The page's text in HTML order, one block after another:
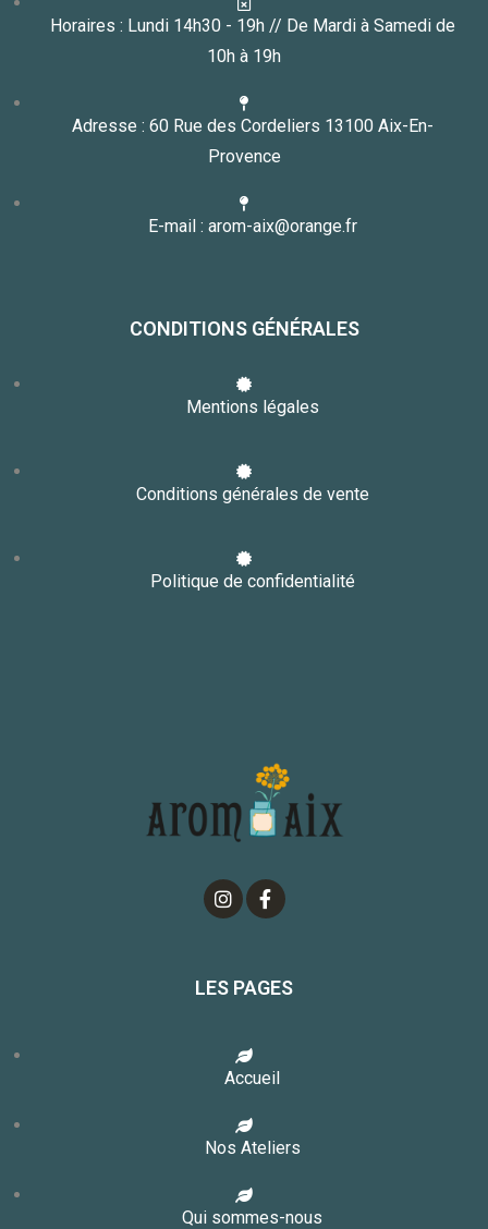
Horaires : Lundi 14h30 - 19h // De Mardi à Samedi de
10h à 19h
Adresse : 60 Rue des Cordeliers 13100 Aix-En-
Provence
E-mail : arom-aix@orange.fr
CONDITIONS GÉNÉRALES
Mentions légales
Conditions générales de vente
Politique de confidentialité
LES PAGES
Accueil
Nos Ateliers
Qui sommes-nous